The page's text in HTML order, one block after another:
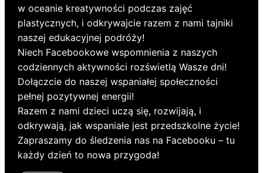
w oceanie kreatywności podczas zajęć
plastycznych, i odkrywajcie razem z nami tajniki
naszej edukacyjnej podróży!
Niech Facebookowe wspomnienia z naszych
codziennych aktywności rozświetlą Wasze dni!
Dołączcie do naszej wspaniałej społeczności
pełnej pozytywnej energii!
Razem z nami dzieci uczą się, rozwijają, i
odkrywają, jak wspaniałe jest przedszkolne życie!
Zapraszamy do śledzenia nas na Facebooku – tu
każdy dzień to nowa przygoda!